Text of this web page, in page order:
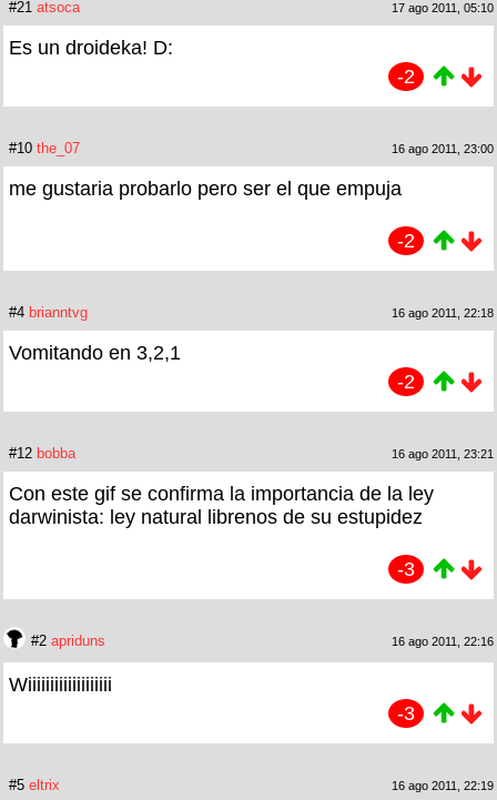
#21 atsoca 17 ago 2011, 05:10
Es un droideka! D:
-2
#10 the_07 16 ago 2011, 23:00
me gustaria probarlo pero ser el que empuja
-2
#4 brianntvg 16 ago 2011, 22:18
Vomitando en 3,2,1
-2
#12 bobba 16 ago 2011, 23:21
Con este gif se confirma la importancia de la ley
darwinista: ley natural librenos de su estupidez
-3
#2 apriduns 16 ago 2011, 22:16
Wiiiiiiiiiiiiiiiiiii
-3
#5 eltrix 16 ago 2011, 22:19